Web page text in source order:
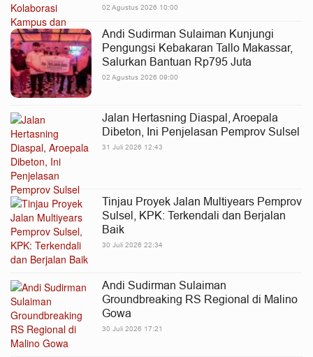
02 Agustus 2026 10:00
Andi Sudirman Sulaiman Kunjungi
Pengungsi Kebakaran Tallo Makassar,
Salurkan Bantuan Rp795 Juta
02 Agustus 2026 09:00
Jalan Hertasning Diaspal, Aroepala
Dibeton, Ini Penjelasan Pemprov Sulsel
31 Juli 2026 12:43
Tinjau Proyek Jalan Multiyears Pemprov
Sulsel, KPK: Terkendali dan Berjalan
Baik
30 Juli 2026 22:34
Andi Sudirman Sulaiman
Groundbreaking RS Regional di Malino
Gowa
30 Juli 2026 17:21